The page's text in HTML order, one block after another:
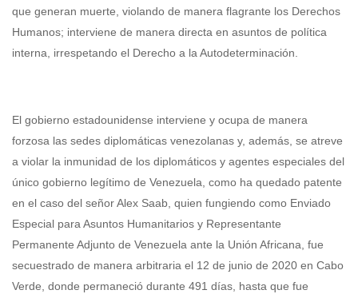
que generan muerte, violando de manera flagrante los Derechos
Humanos; interviene de manera directa en asuntos de política
interna, irrespetando el Derecho a la Autodeterminación.
El gobierno estadounidense interviene y ocupa de manera
forzosa las sedes diplomáticas venezolanas y, además, se atreve
a violar la inmunidad de los diplomáticos y agentes especiales del
único gobierno legítimo de Venezuela, como ha quedado patente
en el caso del señor Alex Saab, quien fungiendo como Enviado
Especial para Asuntos Humanitarios y Representante
Permanente Adjunto de Venezuela ante la Unión Africana, fue
secuestrado de manera arbitraria el 12 de junio de 2020 en Cabo
Verde, donde permaneció durante 491 días, hasta que fue